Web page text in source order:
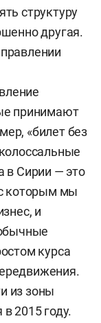
структуру
другая.
принимают
«билет без
в Сирии — это
которым мы
и
курса
из зоны
2015 году.